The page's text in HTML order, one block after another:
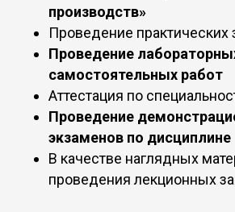
производств»
Проведение практических
Проведение
самостоятельных работ
Аттестация по
Проведение
экзаменов по дисциплине
В качестве наглядных
проведения лекционных